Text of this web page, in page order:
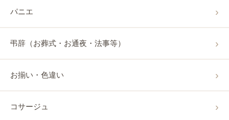
パニエ
弔辞（お葬式・お通夜・法事等）
お揃い・色違い
コサージュ